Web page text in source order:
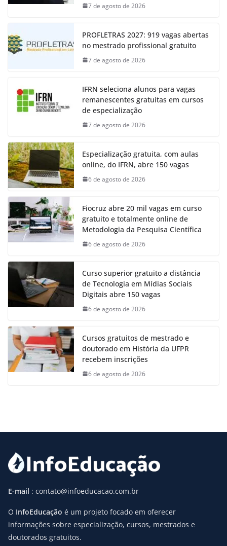
7 de agosto de 2026
PROFLETRAS 2027: 919 vagas abertas
no mestrado profissional gratuito
7 de agosto de 2026
IFRN seleciona alunos para vagas
remanescentes gratuitas em cursos
de especialização
7 de agosto de 2026
Especialização gratuita, com aulas
online, do IFRN, abre 150 vagas
6 de agosto de 2026
Fiocruz abre 20 mil vagas em curso
gratuito e totalmente online de
Metodologia da Pesquisa Científica
6 de agosto de 2026
Curso superior gratuito a distância
de Tecnologia em Mídias Sociais
Digitais abre 150 vagas
6 de agosto de 2026
Cursos gratuitos de mestrado e
doutorado em História da UFPR
recebem inscrições
6 de agosto de 2026
E-mail : contato@infoeducacao.com.br
O InfoEducação é um projeto focado em oferecer
informações sobre especialização, cursos, mestrados e
doutorados gratuitos.